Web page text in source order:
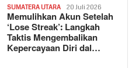
SUMATERA UTARA 20 Juli 2026
Memulihkan Akun Setelah
‘Lose Streak’: Langkah
Taktis Mengembalikan
Kepercayaan Diri dal…